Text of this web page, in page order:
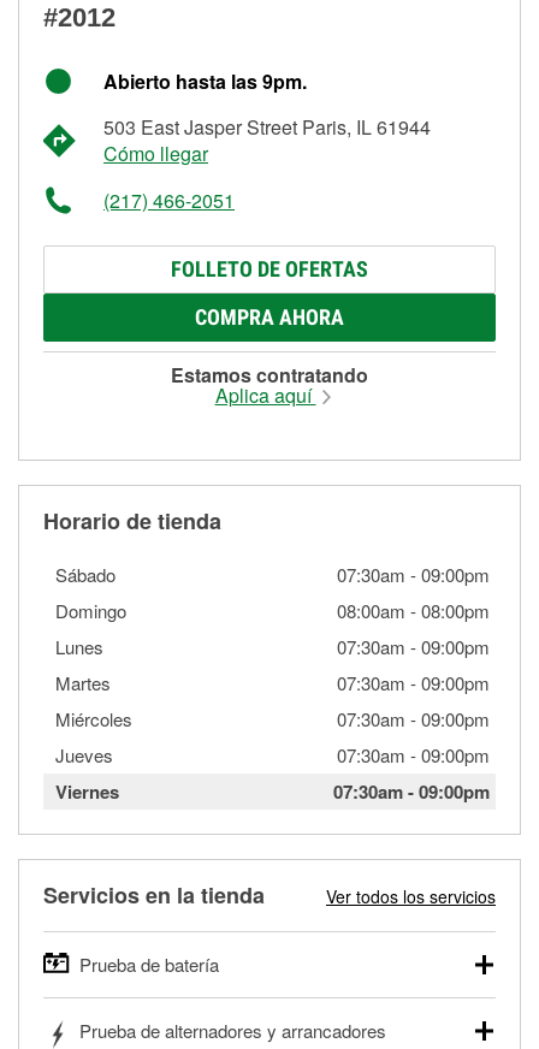
#2012
Abierto hasta las 9pm.
503 East Jasper Street Paris, IL 61944
Cómo llegar
(217) 466-2051
FOLLETO DE OFERTAS
COMPRA AHORA
Estamos contratando
Aplica aquí
Horario de tienda
Sábado 07:30am -09:00pm
Domingo
08:00am -08:00pm
Lunes
07:30am -09:00pm
Martes
07:30am -09:00pm
Miércoles
07:30am -09:00pm
Jueves
07:30am -09:00pm
Viernes 07:30am-09:00pm
Servicios en la tienda Ver todos los servicios
Prueba de batería
autos, camionetas, SUVs, vehículos comerciales y
Prueba de alternadores y arrancadores